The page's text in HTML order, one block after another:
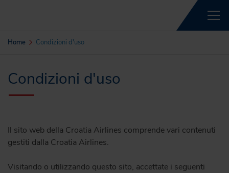
Home Condizioni d'uso
Condizioni d'uso
Il sito web della Croatia Airlines comprende vari contenuti
gestiti dalla Croatia Airlines.
Visitando o utilizzando questo sito, accettate i seguenti